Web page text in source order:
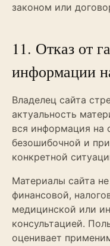
законом или
11. Отказ от
информации
Владелец сайта
актуальность
вся информация на
безошибочной и
конкретной
Материалы сайта
финансовой,
медицинской или
консультацией.
оценивает